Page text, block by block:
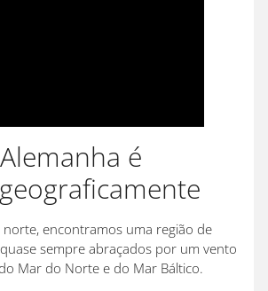
é
norte, encontramos uma região de
sempre abraçados por um vento
Mar do Norte e do Mar Báltico.